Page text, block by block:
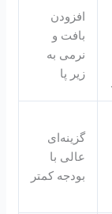
افزودن
بافت و
نرمی به
زیر پا
گزینه‌ای
عالی با
بودجه کمتر